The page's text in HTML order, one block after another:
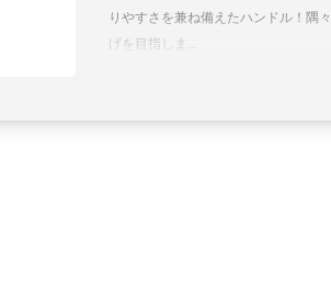
りやすさを兼ね備えたハンドル！隅
げを目指しま...